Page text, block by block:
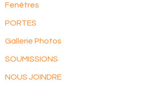
Fenêtres
PORTES
Gallerie Photos
SOUMISSIONS
NOUS JOINDRE